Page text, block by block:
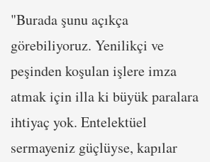
"Burada şunu açıkça
görebiliyoruz. Yenilikçi ve
peşinden koşulan işlere imza
atmak için illa ki büyük paralara
ihtiyaç yok. Entelektüel
sermayeniz güçlüyse, kapılar